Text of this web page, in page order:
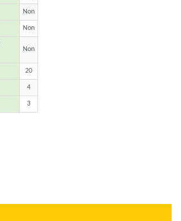
Non
Non
Non
20
4
3